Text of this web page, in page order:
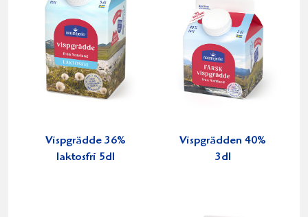
Vispgrädde 36%
laktosfri 5dl
Vispgrädden 40%
3dl